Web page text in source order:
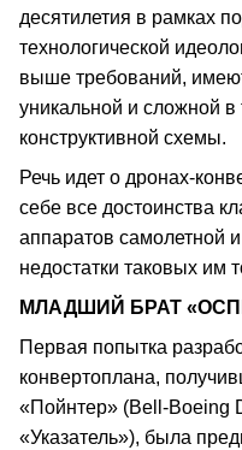
десятилетия в рамках
технологической
выше требований,
уникальной и сложной
конструктивной схемы.
Речь идет о дронах-
себе все достоинства
аппаратов самолетной
недостатки таковых им
МЛАДШИЙ БРАТ
Первая попытка
конвертоплана,
«Пойнтер» (Bell-Boeing
«Указатель»), была